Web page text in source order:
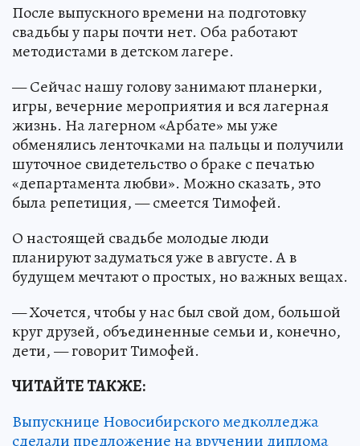
После выпускного времени на подготовку
свадьбы у пары почти нет. Оба работают
методистами в детском лагере.
— Сейчас нашу голову занимают планерки,
игры, вечерние мероприятия и вся лагерная
жизнь. На лагерном «Арбате» мы уже
обменялись ленточками на пальцы и получили
шуточное свидетельство о браке с печатью
«департамента любви». Можно сказать, это
была репетиция, — смеется Тимофей.
О настоящей свадьбе молодые люди
планируют задуматься уже в августе. А в
будущем мечтают о простых, но важных вещах.
— Хочется, чтобы у нас был свой дом, большой
круг друзей, объединенные семьи и, конечно,
дети, — говорит Тимофей.
ЧИТАЙТЕ ТАКЖЕ:
Выпускнице Новосибирского медколледжа
сделали предложение на вручении диплома